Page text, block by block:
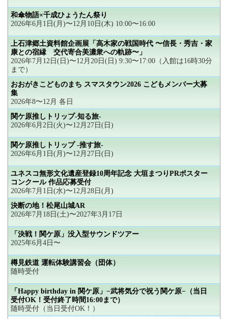
和傘物語×千成ひょうたん祭り
2026年6月1日(月)〜12月10日(木) 10:00〜16:00
上石津郷土資料館企画展「高木家の戦国時代 〜信長・秀吉・家
康との宿縁 交代寄合美濃衆への軌跡〜」
2026年7月12日(日)〜12月20日(日) 9:30〜17:00（入館は16時30分
まで）
おおがきこどものまち スマスタウン2026 こどもメンバー大募
集
2026年8〜12月 各日
関ケ原推しトリップ-知る旅-
2026年6月2日(火)〜12月27日(日)
関ケ原推しトリップ -推す旅-
2026年6月1日(月)〜12月27日(日)
ユネスコ無形文化遺産登録10周年記念 大垣まつりPRポスター
コンクール 作品応募受付
2026年7月1日(水)〜12月28日(月)
決断の地！松尾山城AR
2026年7月18日(土)〜2027年3月17日
「決戦！関ケ原」没入型サウンドツアー
2025年6月4日〜
樽見鉄道 運転体験講習会（団体）
随時受付
「Happy birthday in 関ケ原」−武将気分で祝う関ケ原−（当日
受付OK！受付終了時間16:00まで）
随時受付（当日受付OK！）